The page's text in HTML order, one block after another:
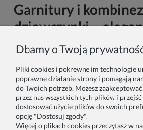
Garnitury i
dziewczynki –
alternatywa dla
Szukasz czegoś więcej niż kolejnej
eleganckie kombinezony dla dziewczynek
potrzeby współczesnych rodzin, które
wielofunkcyjność. Niezależnie od tego, czy
stylizację na komunię, wesele, galę szkolną
odkryjesz tutaj ubrania, które łączą
praktycznością na co dzień.
Dbamy o Twoją
Pliki cookies i pokrewne im technologie
poprawne działanie strony i pomagają
do Twoich potrzeb. Możesz
przez nas wszystkich tych plików i
dostosować użycie plików do swoich
opcję "Dostosuj zgody".
Więcej o plikach cookies przeczytasz w